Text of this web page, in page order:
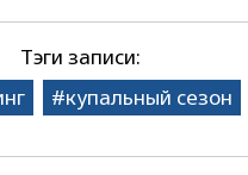
Тэги записи:
купальный сезон